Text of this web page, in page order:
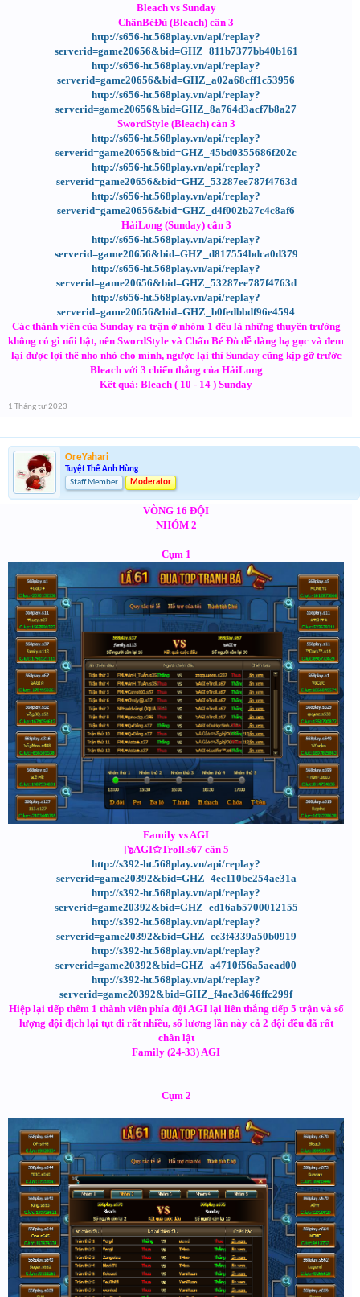
Bleach vs Sunday
ChấnBéĐù (Bleach) cân 3
http://s656-ht.568play.vn/api/replay?
serverid=game20656&bid=GHZ_811b7377bb40b161
http://s656-ht.568play.vn/api/replay?
serverid=game20656&bid=GHZ_a02a68cff1c53956
http://s656-ht.568play.vn/api/replay?
serverid=game20656&bid=GHZ_8a764d3acf7b8a27
SwordStyle (Bleach) cân 3
http://s656-ht.568play.vn/api/replay?
serverid=game20656&bid=GHZ_45bd0355686f202c
http://s656-ht.568play.vn/api/replay?
serverid=game20656&bid=GHZ_53287ee787f4763d
http://s656-ht.568play.vn/api/replay?
serverid=game20656&bid=GHZ_d4f002b27c4c8af6
HảiLong (Sunday) cân 3
http://s656-ht.568play.vn/api/replay?
serverid=game20656&bid=GHZ_d817554bdca0d379
http://s656-ht.568play.vn/api/replay?
serverid=game20656&bid=GHZ_53287ee787f4763d
http://s656-ht.568play.vn/api/replay?
serverid=game20656&bid=GHZ_b0fedbbdf96e4594
Các thành viên của Sunday ra trận ở nhóm 1 đều là những thuyền trưởng
không có gì nổi bật, nên SwordStyle và Chấn Bé Đù dễ dàng hạ gục và đem
lại được lợi thế nho nhỏ cho mình, ngược lại thì Sunday cũng kịp gỡ trước
Bleach với 3 chiến thắng của HảiLong
Kết quả: Bleach ( 10 - 14 ) Sunday
1 Tháng tư 2023
OreYahari
Tuyệt Thế Anh Hùng
Staff Member
Moderator
VÒNG 16 ĐỘI
NHÓM 2
Cụm 1
Family vs AGI
[๖AGI✩Troll.s67 cân 5
http://s392-ht.568play.vn/api/replay?
serverid=game20392&bid=GHZ_4ec110be254ae31a
http://s392-ht.568play.vn/api/replay?
serverid=game20392&bid=GHZ_ed16ab5700012155
http://s392-ht.568play.vn/api/replay?
serverid=game20392&bid=GHZ_ce3f4339a50b0919
http://s392-ht.568play.vn/api/replay?
serverid=game20392&bid=GHZ_a4710f56a5aead00
http://s392-ht.568play.vn/api/replay?
serverid=game20392&bid=GHZ_f4ae3d646ffc299f
Hiệp lại tiếp thêm 1 thành viên phía đội AGI lại liên thắng tiếp 5 trận và số
lượng đội địch lại tụt đi rất nhiều, số lương lần này cả 2 đội đều đã rất
chân lật
Family (24-33) AGI
Cụm 2